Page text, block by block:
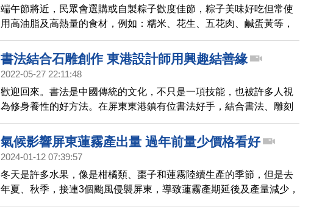
端午節將近，民眾會選購或自製粽子歡度佳節，粽子美味好吃但常使
用高油脂及高熱量的食材，例如：糯米、花生、五花肉、鹹蛋黃等，
再加上有些粽子糯米及餡料常以油先熱炒，1顆肉粽熱量可能就高達
700大卡，若三餐飲食份量仍照平時攝取，過多熱量很可能造成體重
增加，一旦吃過量，可能引發或加重身體健康問題，造成消化不良、
書法結合石雕創作 東港設計師用興趣結善緣
2022-05-27 22:11:48
歡迎回來。書法是中國傳統的文化，不只是一項技能，也被許多人視
為修身養性的好方法。在屏東東港鎮有位書法好手，結合書法、雕刻
在石頭上創作，透過技藝交朋友、做公益服務。他說，人生活到老、
學到老，鼓勵大家生活要樂觀以對。
氣候影響屏東蓮霧產出量 過年前量少價格看好
2024-01-12 07:39:57
冬天是許多水果，像是柑橘類、棗子和蓮霧陸續生產的季節，但是去
年夏、秋季，接連3個颱風侵襲屏東，導致蓮霧產期延後及產量減少，
但在過年前，還是有少數蓮霧上市。